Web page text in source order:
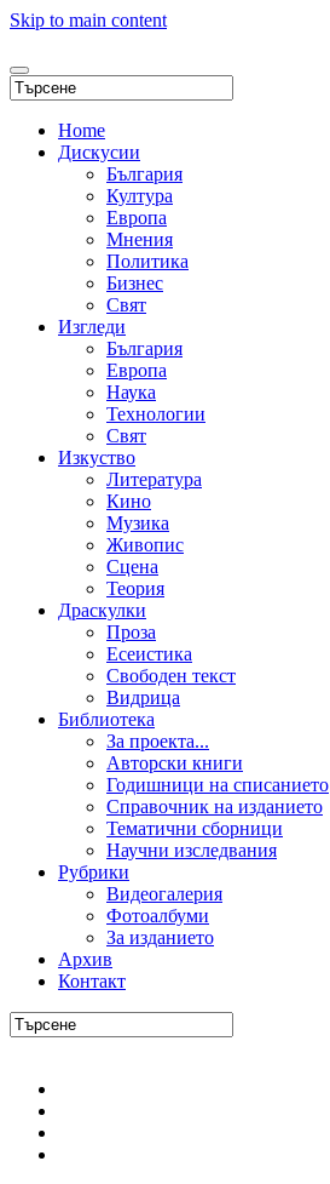
Skip to main content
Home
Дискусии
България
Култура
Европа
Мнения
Политика
Бизнес
Свят
Изгледи
България
Европа
Наука
Технологии
Свят
Изкуство
Литература
Кино
Музика
Живопис
Сцена
Теория
Драскулки
Проза
Есеистика
Свободен текст
Видрица
Библиотека
За проекта...
Авторски книги
Годишници на списанието
Справочник на изданието
Тематични сборници
Научни изследвания
Рубрики
Видеогалерия
Фотоалбуми
За изданието
Архив
Контакт